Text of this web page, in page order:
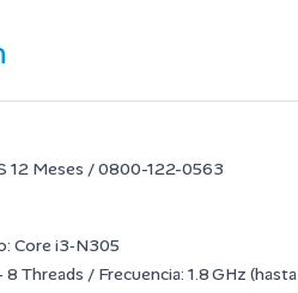
12 Meses / 0800-122-0563
Core i3‑N305
Threads / Frecuencia: 1.8 GHz